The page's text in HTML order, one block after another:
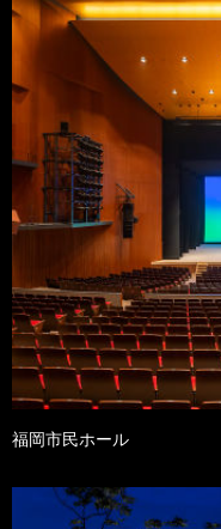
福岡市民ホール